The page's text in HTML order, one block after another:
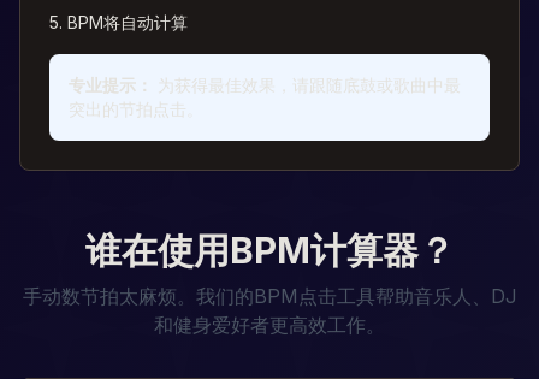
5. BPM将自动计算
专业提示：
为获得最佳效果，请跟随底鼓或歌曲中最
突出的节拍点击。
谁在使用BPM计算器？
手动数节拍太麻烦。我们的BPM点击工具帮助音乐人、DJ
和健身爱好者更高效工作。